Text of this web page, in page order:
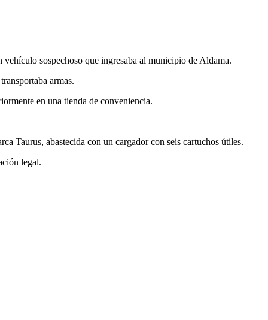
sospechoso que ingresaba al municipio de Aldama.
armas.
en una tienda de conveniencia.
Taurus, abastecida con un cargador con seis cartuchos útiles.
legal.